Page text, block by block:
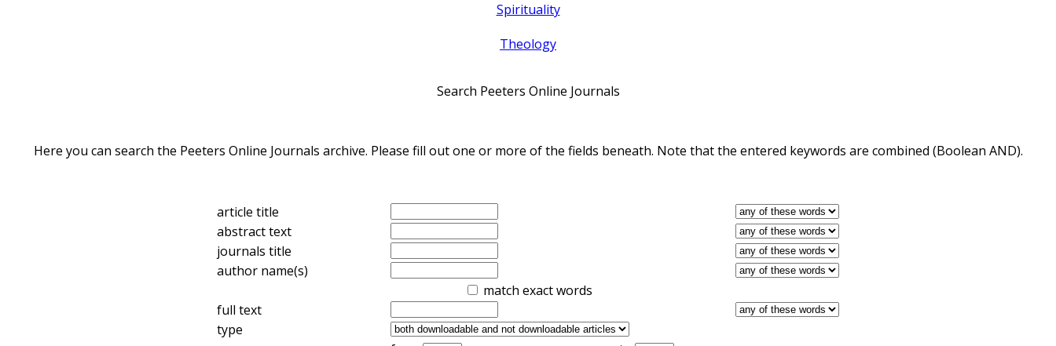
Spirituality
Theology
Search Peeters Online Journals
Here you can search the Peeters Online Journals archive. Please fill out one or more of the fields beneath. Note that the entered keywords are combined (Boolean AND).
article title
abstract text
journals title
author name(s)
match exact words
full text
type